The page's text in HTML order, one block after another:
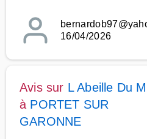
16/04/2026
Avis sur L Abeille Du
à PORTET SUR
GARONNE